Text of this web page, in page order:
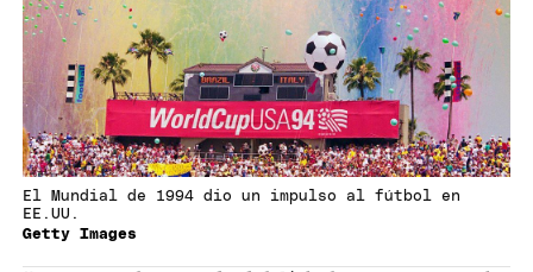
Getty Images
El Mundial de 1994 dio un impulso al fútbol en
EE.UU.